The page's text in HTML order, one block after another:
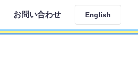
お問い合わせ English